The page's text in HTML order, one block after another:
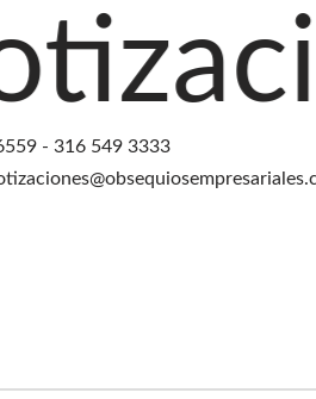
- 316 549 3333